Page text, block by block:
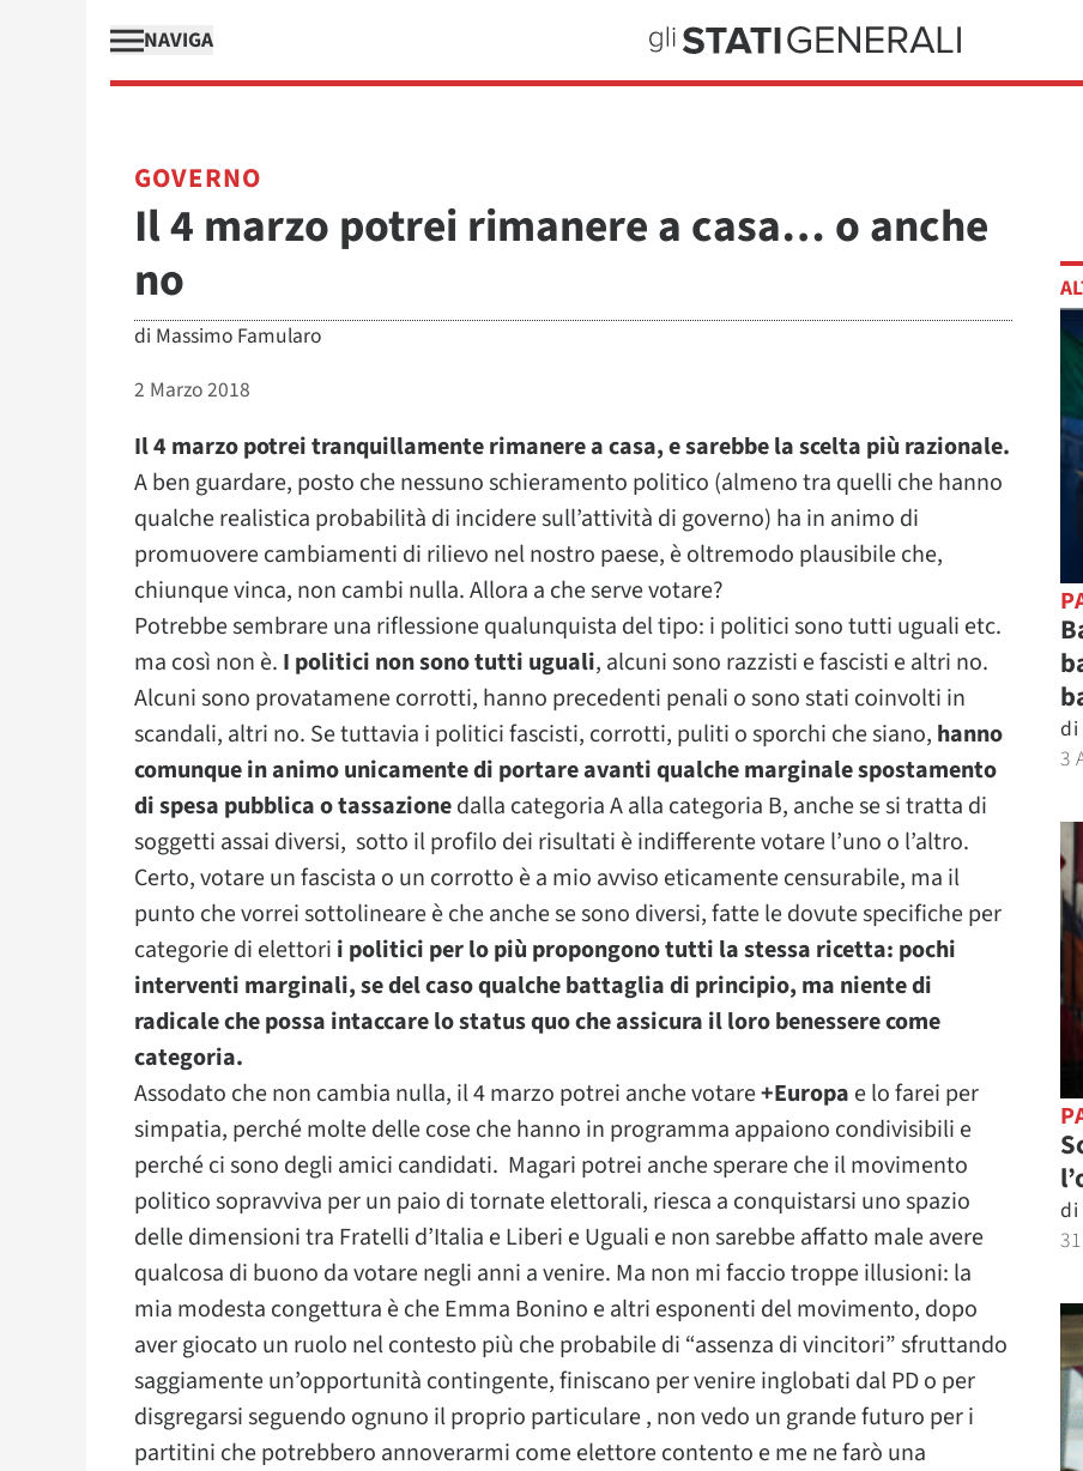
NAVIGA
GOVERNO
Il 4 marzo potrei rimanere a casa… o anche
no
di Massimo Famularo
2 Marzo 2018
Il 4 marzo potrei tranquillamente rimanere a casa, e sarebbe la scelta più razionale.
A ben guardare, posto che nessuno schieramento politico (almeno tra quelli che hanno
qualche realistica probabilità di incidere sull’attività di governo) ha in animo di
promuovere cambiamenti di rilievo nel nostro paese, è oltremodo plausibile che,
chiunque vinca, non cambi nulla. Allora a che serve votare?
Potrebbe sembrare una riflessione qualunquista del tipo: i politici sono tutti uguali etc.
ma così non è. I politici non sono tutti uguali, alcuni sono razzisti e fascisti e altri no.
Alcuni sono provatamene corrotti, hanno precedenti penali o sono stati coinvolti in
scandali, altri no. Se tuttavia i politici fascisti, corrotti, puliti o sporchi che siano, hanno
comunque in animo unicamente di portare avanti qualche marginale spostamento
di spesa pubblica o tassazionedalla categoria A alla categoria B, anche se si tratta di
soggetti assai diversi, sotto il profilo dei risultati è indifferente votare l’uno o l’altro.
Certo, votare un fascista o un corrotto è a mio avviso eticamente censurabile, ma il
punto che vorrei sottolineare è che anche se sono diversi, fatte le dovute specifiche per
categorie di elettori i politici per lo più propongono tutti la stessa ricetta: pochi
interventi marginali, se del caso qualche battaglia di principio, ma niente di
radicale che possa intaccare lo status quo che assicura il loro benessere come
categoria.
Assodato che non cambia nulla, il 4 marzo potrei anche votare+Europa e lo farei per
simpatia, perché molte delle cose che hanno in programma appaiono condivisibili e
perché ci sono degli amici candidati. Magari potrei anche sperare che il movimento
politico sopravviva per un paio di tornate elettorali, riesca a conquistarsi uno spazio
delle dimensioni tra Fratelli d’Italia e Liberi e Uguali e non sarebbe affatto male avere
qualcosa di buono da votare negli anni a venire. Ma non mi faccio troppe illusioni: la
mia modesta congettura è che Emma Bonino e altri esponenti del movimento, dopo
aver giocato un ruolo nel contesto più che probabile di “assenza di vincitori” sfruttando
saggiamente un’opportunità contingente, finiscano per venire inglobati dal PD o per
disgregarsi seguendo ognuno il proprio particulare , non vedo un grande futuro per i
partitini che potrebbero annoverarmi come elettore contento e me ne farò una
di
3
di